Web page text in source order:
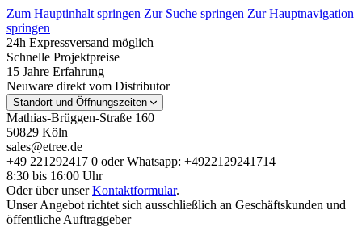
Zum Hauptinhalt springen Zur Suche springen Zur Hauptnavigation
springen
24h Expressversand möglich
Schnelle Projektpreise
15 Jahre Erfahrung
Neuware direkt vom Distributor
Standort und Öffnungszeiten
Mathias-Brüggen-Straße 160
50829 Köln
sales@etree.de
+49 221292417 0 oder Whatsapp: +4922129241714
8:30 bis 16:00 Uhr
Oder über unserKontaktformular.
Unser Angebot richtet sich ausschließlich an Geschäftskunden und
öffentliche Auftraggeber